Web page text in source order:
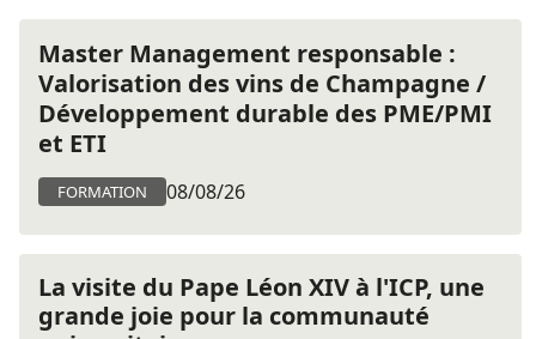
Master Management responsable :
Valorisation des vins de Champagne /
Développement durable des PME/PMI
et ETI
FORMATION 08/08/26
La visite du Pape Léon XIV à l'ICP, une
grande joie pour la communauté